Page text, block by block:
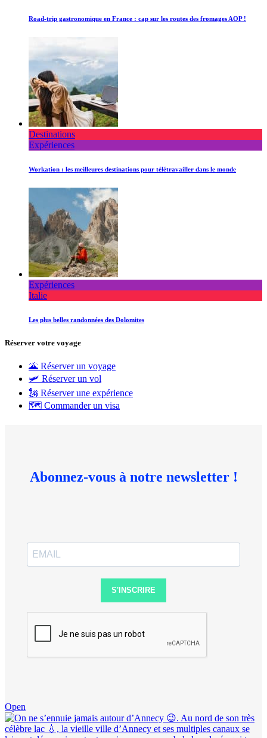
Road-trip gastronomique en France : cap sur les routes des fromages AOP !
Destinations
Expériences
Workation : les meilleures destinations pour télétravailler dans le monde
Expériences
Italie
Les plus belles randonnées des Dolomites
Réserver votre voyage
🌋 Réserver un voyage
🛩 Réserver un vol
🗽 Réserver une expérience
🗺 Commander un visa
Abonnez-vous à notre newsletter !
S'INSCRIRE
Open